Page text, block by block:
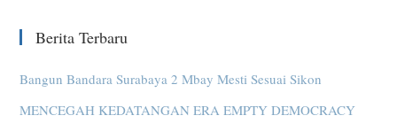
Berita Terbaru
Bangun Bandara Surabaya 2 Mbay Mesti Sesuai Sikon
MENCEGAH KEDATANGAN ERA EMPTY DEMOCRACY